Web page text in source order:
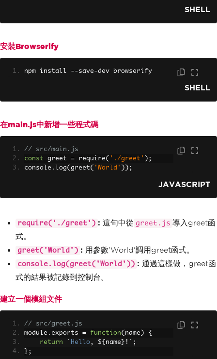
SHELL
安裝Browserify
npm install --save-dev browserify
SHELL
在main.js中新增一些程式碼
// src/main.js
const greet = require( './greet' );
console . log( greet( 'World' ));
JAVASCRIPT
require('./greet') : 這句中從 greet.js 導入greet函
式。
greet('World') : 用參數'World'調用greet函式。
console.log(greet('World')) : 通過這樣做，greet函
式的結果被記錄到控制台。
建立一個模組文件
// src/greet.js
module . exports = function( name )
{
return
` Hello, ${ name }!`;
};